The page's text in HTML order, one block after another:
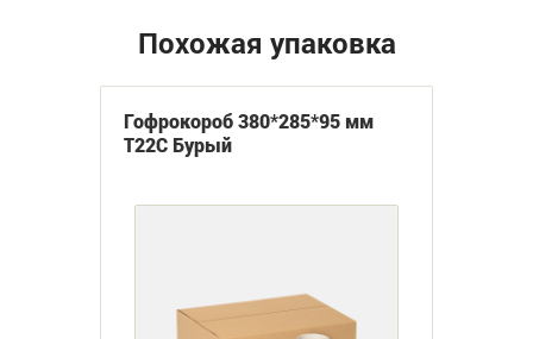
Похожая упаковка
Гофрокороб 380*285*95 мм
Т22С Бурый